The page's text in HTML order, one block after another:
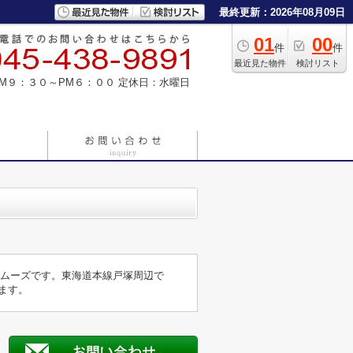
最終更新：2026年08月09日
01件
最近見た物件
00件
検討リスト
９：３０～PM６：００ 定休日：水曜日
ーズです。東海道本線戸塚周辺で
す。